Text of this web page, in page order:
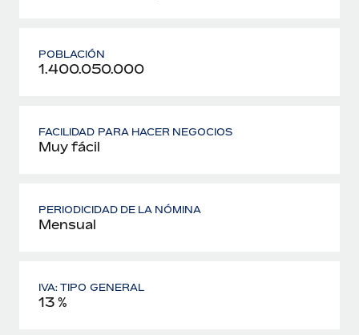
POBLACIÓN
1.400.050.000
FACILIDAD PARA HACER NEGOCIOS
Muy fácil
PERIODICIDAD DE LA NÓMINA
Mensual
IVA: TIPO GENERAL
13 %